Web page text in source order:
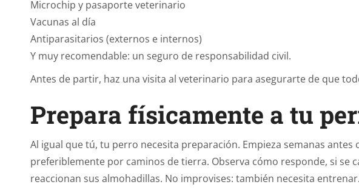
Microchip y pasaporte veterinario
Vacunas al día
Antiparasitarios (externos e internos)
Y muy recomendable: un seguro de responsabilidad civil.
Antes de partir, haz una visita al veterinario para asegurarte de que
Prepara físicamente a tu
Al igual que tú, tu perro necesita preparación. Empieza semanas antes
preferiblemente por caminos de tierra. Observa cómo responde, si se
reaccionan sus almohadillas. No improvises: también necesita entrenar.